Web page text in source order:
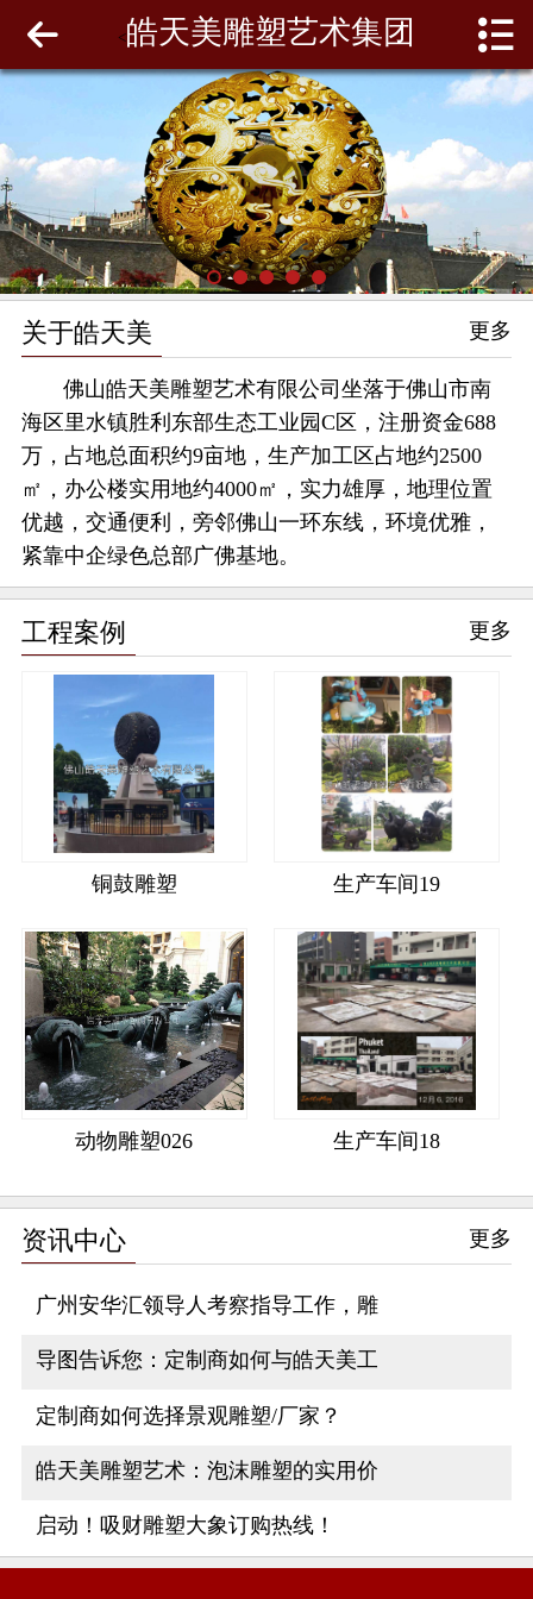
网站首页
最新动态
工程案例
雕塑泥模
<皓天美雕塑艺术集团
关于皓天美 更多
佛山皓天美雕塑艺术有限公司坐落于佛山市南
海区里水镇胜利东部生态工业园C区，注册资金688
万，占地总面积约9亩地，生产加工区占地约2500
㎡，办公楼实用地约4000㎡，实力雄厚，地理位置
优越，交通便利，旁邻佛山一环东线，环境优雅，
紧靠中企绿色总部广佛基地。
工程案例 更多
铜鼓雕塑 生产车间19
动物雕塑026 生产车间18
资讯中心 更多
广州安华汇领导人考察指导工作，雕
导图告诉您：定制商如何与皓天美工
定制商如何选择景观雕塑/厂家？
皓天美雕塑艺术：泡沫雕塑的实用价
启动！吸财雕塑大象订购热线！